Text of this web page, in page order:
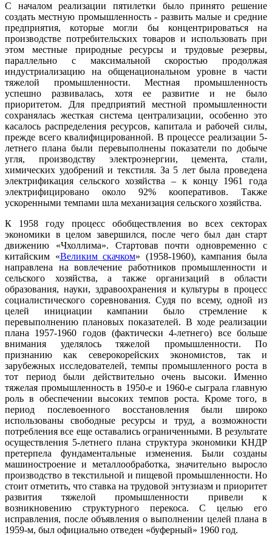
С началом реализации пятилетки было принято решение
создать местную промышленность - развить малые и средние
предприятия, которые могли бы концентрироваться на
производстве потребительских товаров и использовать при
этом местные природные ресурсы и трудовые резервы,
параллельно с максимальной скоростью продолжая
индустриализацию на общенациональном уровне в части
тяжелой промышленности. Местная промышленность
успешно развивалась, хотя ее развитие и не было
приоритетом. Для предприятий местной промышленности
сохранялась жесткая система централизации, особенно это
касалось распределения ресурсов, капитала и рабочей силы,
прежде всего квалифицированной. В процессе реализации 5-
летнего плана были перевыполнены показатели по добыче
угля, производству электроэнергии, цемента, стали,
химических удобрений и текстиля. За 5 лет была проведена
электрификация сельского хозяйства – к концу 1961 года
электрифицировано около 92% кооперативов. Также
ускоренными темпами шла механизация сельского хозяйства.
К 1958 году процесс обобществления во всех секторах
экономики в целом завершился, после чего был дан старт
движению «Чхоллима». Стартовав почти одновременно с
китайским «Великим скачком» (1958-1960), кампания была
направлена на вовлечение работников промышленности и
сельского хозяйства, а также организаций в области
образования, науки, здравоохранения и культуры в процесс
социалистического соревнования. Судя по всему, одной из
целей инициации кампании было стремление к
перевыполнению плановых показателей. В ходе реализации
плана 1957-1960 годов (фактически 4-летнего) все больше
внимания уделялось тяжелой промышленности. По
признанию как северокорейских экономистов, так и
зарубежных исследователей, темпы промышленного роста в
тот период были действительно очень высоки. Именно
тяжелая промышленность в 1950-е и 1960-е сыграла главную
роль в обеспечении высоких темпов роста. Кроме того, в
период послевоенного восстановления были широко
использованы свободные ресурсы и труд, а возможности
потребления все еще оставались ограниченными. В результате
осуществления 5-летнего плана структура экономики КНДР
претерпела фундаментальные изменения. Были созданы
машиностроение и металлообработка, значительно выросло
производство в текстильной и пищевой промышленности. Но
стоит отметить, что ставка на трудовой энтузиазм и приоритет
развития тяжелой промышленности привели к
возникновению структурного перекоса. С целью его
исправления, после объявления о выполнении целей плана в
1959-м, был официально отведен «буферный» 1960 год.